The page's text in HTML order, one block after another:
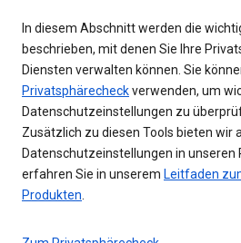
In diesem Abschnitt werden die
beschrieben, mit denen Sie Ihre
Diensten verwalten können. Sie
Privatsphärecheckverwenden, um
Datenschutzeinstellungen zu
Zusätzlich zu diesen Tools bieten wir
Datenschutzeinstellungen in unseren
erfahren Sie in unserem Leitfaden
Produkten